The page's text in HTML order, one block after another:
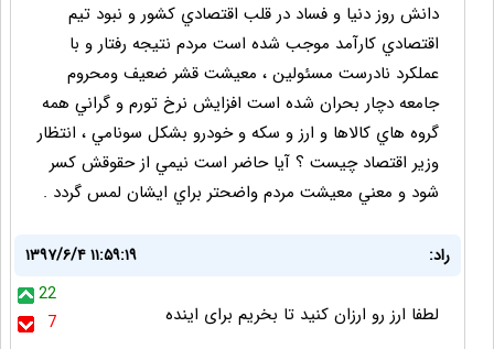
دانش روز دنيا و فساد در قلب اقتصادي كشور و نبود تيم
اقتصادي كارآمد موجب شده است مردم نتيجه رفتار و با
عملكرد نادرست مسئولين ، معيشت قشر ضعيف ومحروم
جامعه دچار بحران شده است افزايش نرخ تورم و گراني همه
گروه هاي كالاها و ارز و سكه و خودرو بشكل سونامي ، انتظار
وزير اقتصاد چيست ؟ آيا حاضر است نيمي از حقوقش كسر
شود و معني معيشت مردم واضحتر براي ايشان لمس گردد .
راد:
۱۳۹۷/۶/۴ ۱۱:۵۹:۱۹
22
7
لطفا ارز رو ارزان کنید تا بخریم برای اینده